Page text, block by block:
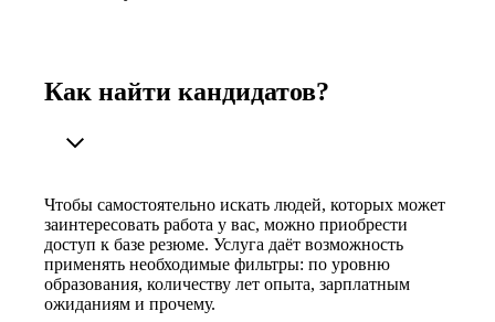
Как найти кандидатов?
Чтобы самостоятельно искать людей, которых может
заинтересовать работа у вас, можно приобрести
доступ к базе резюме. Услуга даёт возможность
применять необходимые фильтры: по уровню
образования, количеству лет опыта, зарплатным
ожиданиям и прочему.